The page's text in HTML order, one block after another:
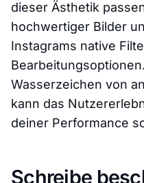
dieser Ästhetik
hochwertiger Bilder
Instagrams native
Wasserzeichen von
kann das
deiner Performance
Schreibe